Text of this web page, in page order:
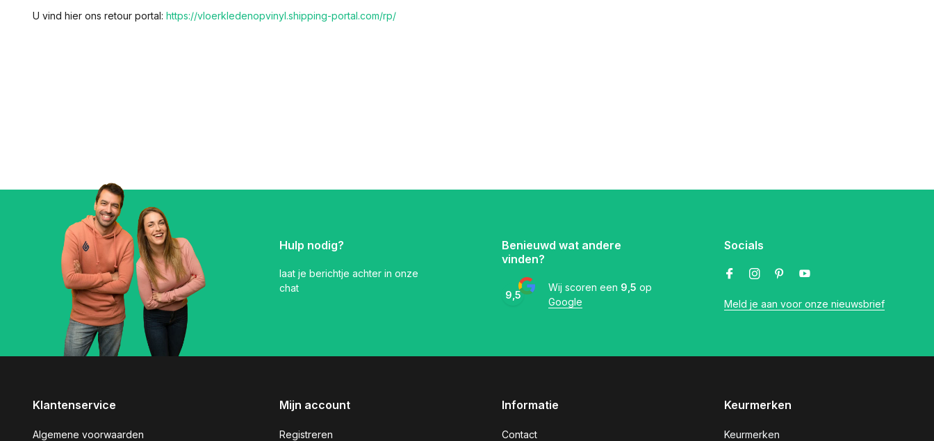
U vind hier ons retour portal: https://vloerkledenopvinyl.shipping-portal.com/rp/
Hulp nodig?
laat je berichtje achter in onze
chat
Benieuwd wat andere
vinden?
9,5
Wij scoren een 9,5 op
Google
Socials
Meld je aan voor onze nieuwsbrief
Klantenservice
Algemene voorwaarden
Mijn account
Registreren
Informatie
Contact
Keurmerken
Keurmerken